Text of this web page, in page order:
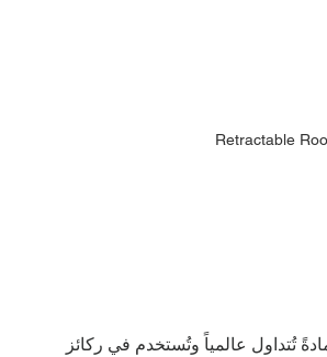
Retractable
تُتداول عالمياً وتُستخدم في ركائز